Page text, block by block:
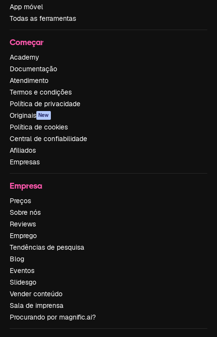
App móvel
Todas as ferramentas
Começar
Academy
Documentação
Atendimento
Termos e condições
Política de privacidade
Originais New
Política de cookies
Central de confiabilidade
Afiliados
Empresas
Empresa
Preços
Sobre nós
Reviews
Emprego
Tendências de pesquisa
Blog
Eventos
Slidesgo
Vender conteúdo
Sala de imprensa
Procurando por magnific.ai?